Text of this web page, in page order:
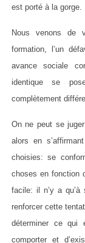
est porté à la gorge.
Nous venons de
formation, l’un
avance sociale
identique se
complètement
On ne peut se
alors en
choisies: se
choses en fonction
facile: il n’y a
renforcer cette
déterminer ce qui
comporter et